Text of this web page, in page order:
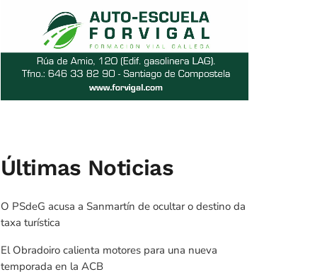
Últimas Noticias
O PSdeG acusa a Sanmartín de ocultar o destino da
taxa turística
El Obradoiro calienta motores para una nueva
temporada en la ACB